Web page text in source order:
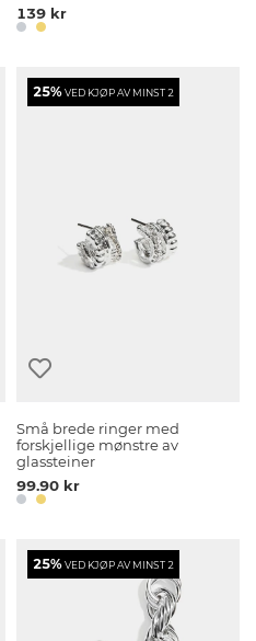
139 kr
25%VED KJØP AV MINST 2
Små brede ringer med
forskjellige mønstre av
glassteiner
99.90 kr
25%VED KJØP AV MINST 2